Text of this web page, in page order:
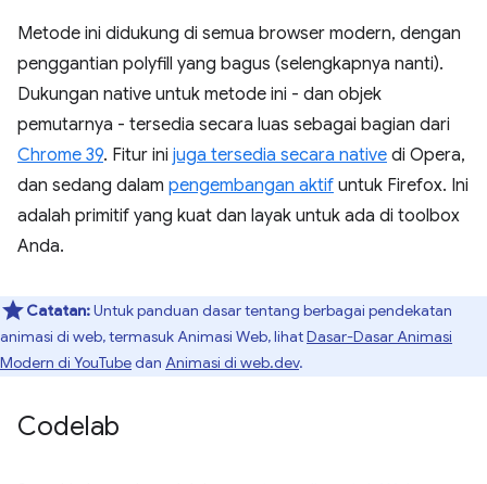
Metode ini didukung di semua browser modern, dengan
penggantian polyfill yang bagus (selengkapnya nanti).
Dukungan native untuk metode ini - dan objek
pemutarnya - tersedia secara luas sebagai bagian dari
Chrome 39. Fitur ini juga tersedia secara native di Opera,
dan sedang dalam pengembangan aktif untuk Firefox. Ini
adalah primitif yang kuat dan layak untuk ada di toolbox
Anda.
Catatan:Untuk panduan dasar tentang berbagai pendekatan
animasi di web, termasuk Animasi Web, lihatDasar-Dasar Animasi
Modern di YouTubedan Animasi di web.dev.
Codelab